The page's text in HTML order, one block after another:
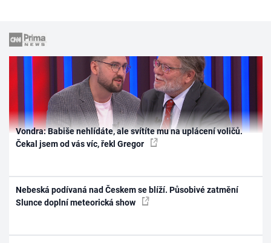
Vondra: Babiše nehlídáte, ale svítíte mu na uplácení voličů.
Čekal jsem od vás víc, řekl Gregor
Nebeská podívaná nad Českem se blíží. Působivé zatmění
Slunce doplní meteorická show